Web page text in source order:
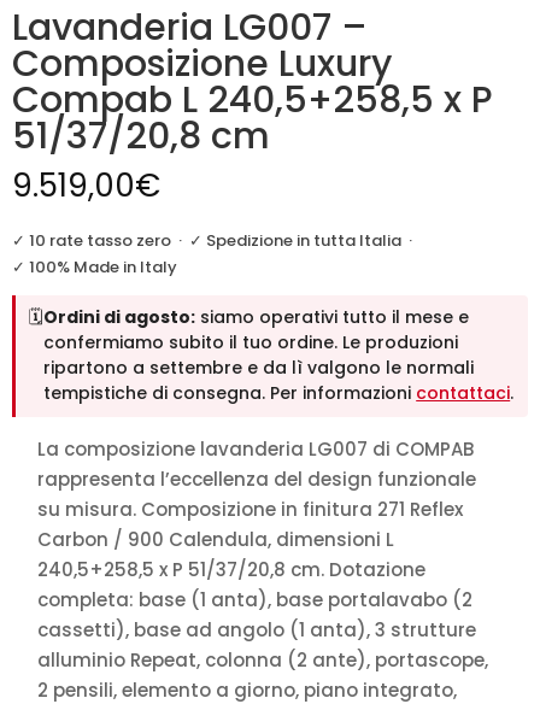
Lavanderia LG007 –
Composizione Luxury
Compab L 240,5+258,5 x P
51/37/20,8 cm
9.519,00€
✓ 10 rate tasso zero · ✓ Spedizione in tutta Italia ·
✓ 100% Made in Italy
🗓️Ordini di agosto: siamo operativi tutto il mese e
confermiamo subito il tuo ordine. Le produzioni
ripartono a settembre e da lì valgono le normali
tempistiche di consegna. Per informazioni contattaci.
La composizione lavanderia LG007 di COMPAB
rappresenta l’eccellenza del design funzionale
su misura. Composizione in finitura 271 Reflex
Carbon / 900 Calendula, dimensioni L
240,5+258,5 x P 51/37/20,8 cm. Dotazione
completa: base (1 anta), base portalavabo (2
cassetti), base ad angolo (1 anta), 3 strutture
alluminio Repeat, colonna (2 ante), portascope,
2 pensili, elemento a giorno, piano integrato,